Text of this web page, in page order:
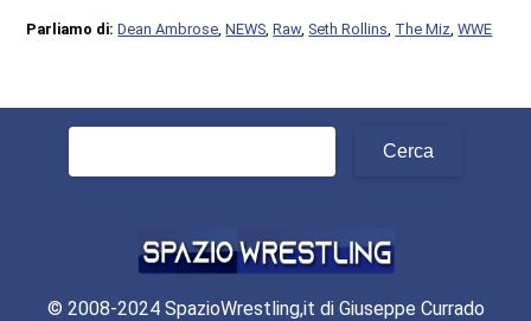
Parliamo di:Dean Ambrose,NEWS,Raw,Seth Rollins, The Miz,WWE
Ricerca
© 2008-2024 SpazioWrestling,it di Giuseppe Currado